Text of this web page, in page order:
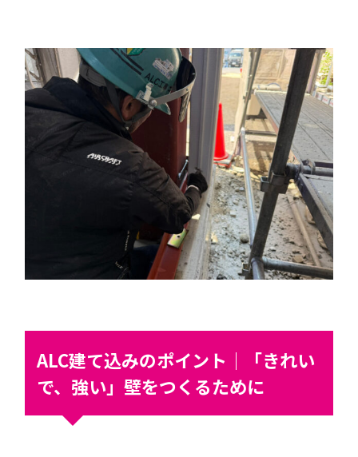
ALC建て込みのポイント｜「きれい
で、強い」壁をつくるために